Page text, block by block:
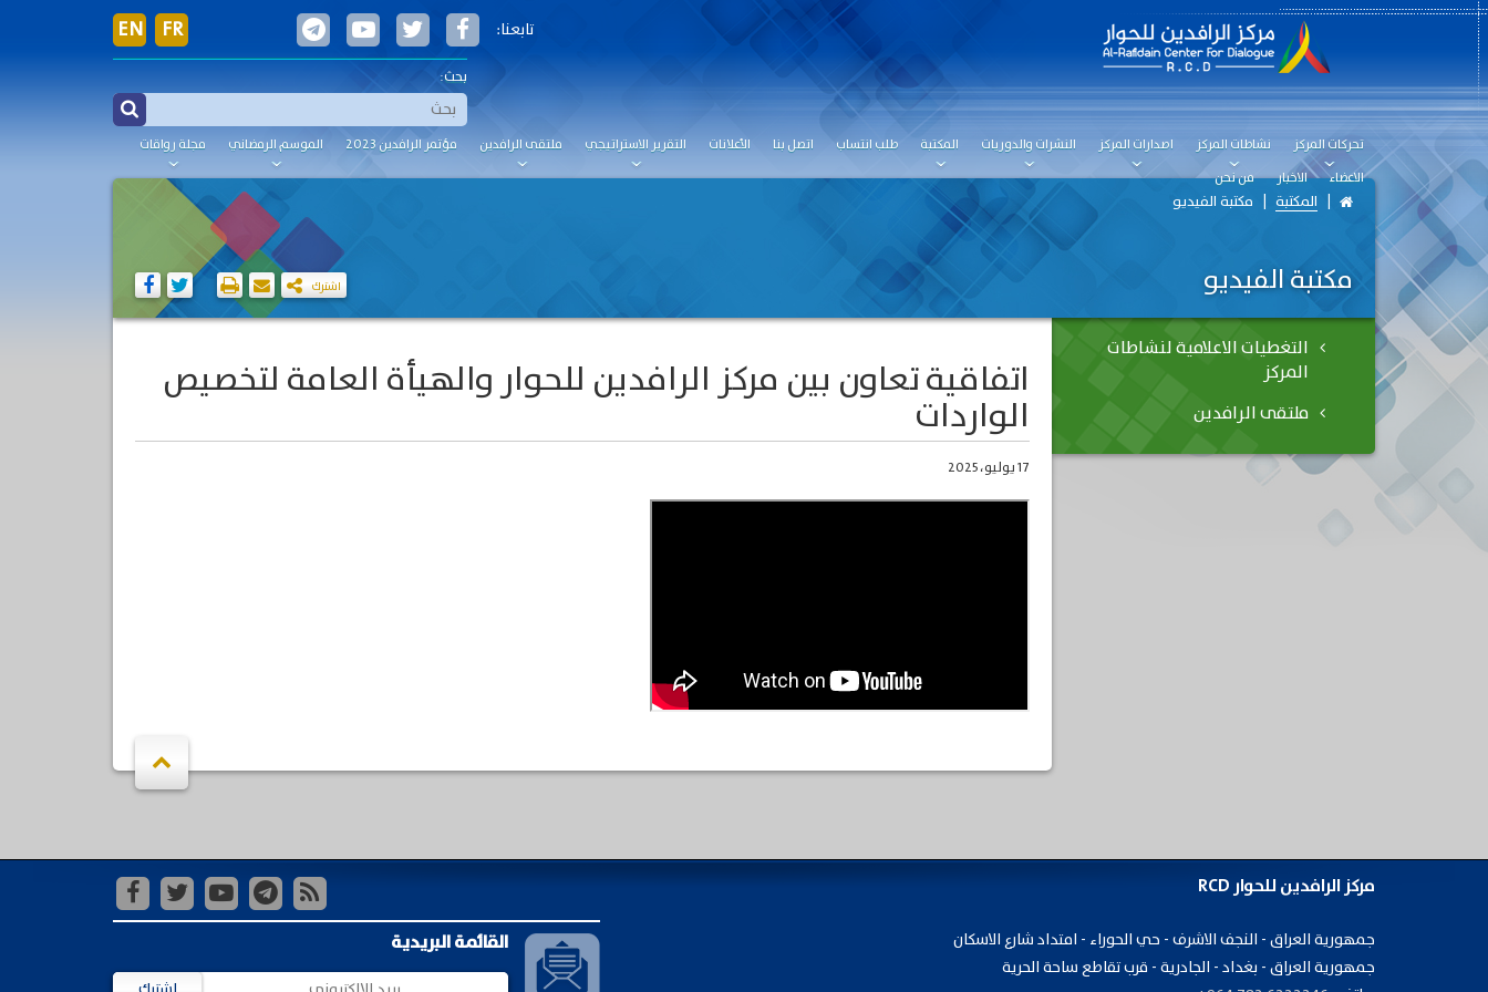
تحركات المركز نشاطات المركز اصدارات المركز النشرات والدوريات المكتبة طلب انتساب اتصل بنا الأعلانات التقرير الاستراتيجي ملتقى الرافدين مؤتمر الرافدين 2023 الموسم الرمضاني
مجلة رواقات
الاعضاء
الاخبار من نحن
EN FR تابعنا:
بحث:
المكتبة مكتبة الفيديو
مكتبة الفيديو اشترك
اتفاقية تعاون بين مركز الرافدين للحوار والهيأة العامة لتخصيص
الواردات
17 يوليو، 2025
التغطيات الاعلامية لنشاطات
المركز
ملتقى الرافدين
مركز الرافدين للحوار RCD
جمهورية ​العراق - النجف الاشرف - حي الحوراء - امتداد شارع الاسكان
جمهورية العراق - بغداد - الجادرية - قرب تقاطع ساحة الحرية
القائمة البريدية